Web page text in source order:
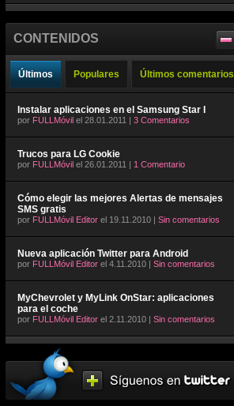
CONTENIDOS
Últimos Populares Últimos comentarios
Instalar aplicaciones en el Samsung Star I
por FULLMóvil el 28.01.2011 | 3 Comentarios
Trucos para LG Cookie
por FULLMóvil el 26.01.2011 | 1 Comentario
Cómo elegir las mejores Alertas de mensajes
SMS gratis
por FULLMóvil Editor el 19.11.2010 | Sin comentarios
Nueva aplicación Twitter para Android
por FULLMóvil Editor el 4.11.2010 | Sin comentarios
MyChevrolet y MyLink OnStar: aplicaciones
para el coche
por FULLMóvil Editor el 2.11.2010 | Sin comentarios